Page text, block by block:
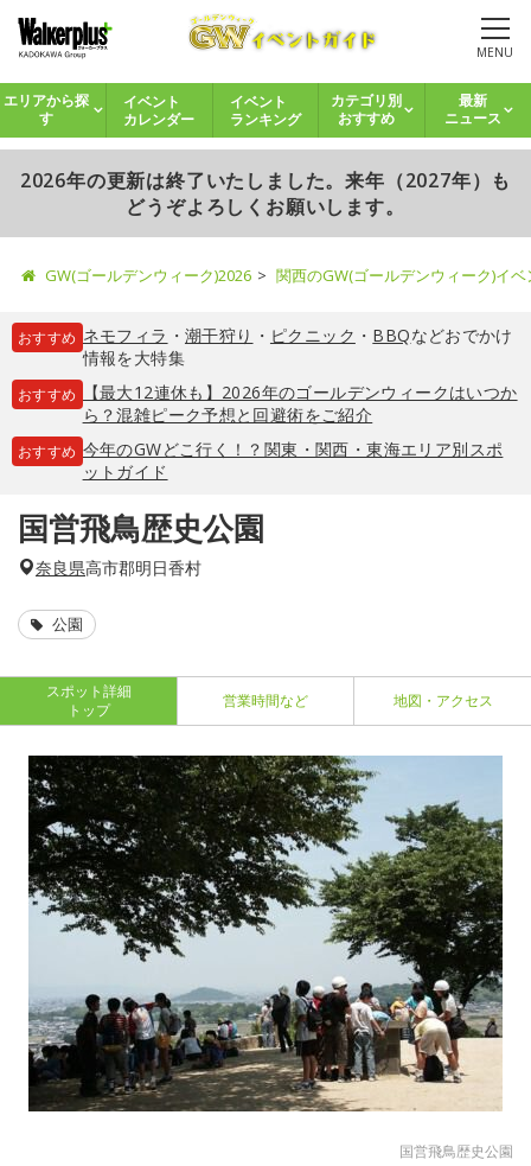
MENU
エリアから探
す
イベント
カレンダー
イベント
ランキング
カテゴリ別
おすすめ
最新
ニュース
2026年の更新は終了いたしました。来年（2027年）も
どうぞよろしくお願いします。
GW(ゴールデンウィーク)2026 関西のGW(ゴールデンウィーク)イ
おすすめ ネモフィラ ・ 潮干狩り ・ ピクニック ・ BBQなどおでかけ
情報を大特集
おすすめ
【最大12連休も】2026年のゴールデンウィークはいつか
ら？混雑ピーク予想と回避術をご紹介
おすすめ 今年のGWどこ行く！？関東・関西・東海エリア別スポ
ットガイド
国営飛鳥歴史公園
奈良県高市郡明日香村
公園
スポット詳細
トップ
営業時間など 地図・アクセス
国営飛鳥歴史公園